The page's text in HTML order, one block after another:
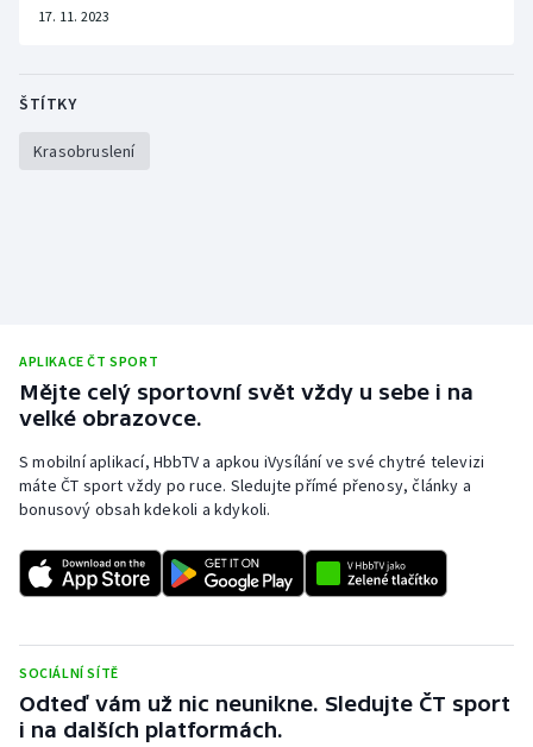
17. 11. 2023
ŠTÍTKY
Krasobruslení
APLIKACE ČT SPORT
Mějte celý sportovní svět vždy u sebe i na
velké obrazovce.
S mobilní aplikací, HbbTV a apkou iVysílání ve své chytré televizi
máte ČT sport vždy po ruce. Sledujte přímé přenosy, články a
bonusový obsah kdekoli a kdykoli.
SOCIÁLNÍ SÍTĚ
Odteď vám už nic neunikne. Sledujte ČT sport
i na dalších platformách.